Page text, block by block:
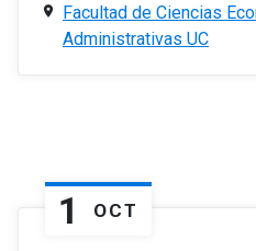
Facultad de Ciencias
Administrativas UC
1 OCT